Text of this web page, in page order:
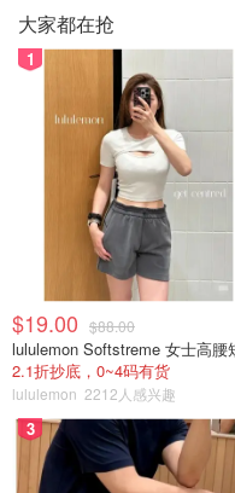
大家都在抢
1
$19.00 $88.00
2.1折抄底，0~4码有货
lululemon 2212人感兴趣
3